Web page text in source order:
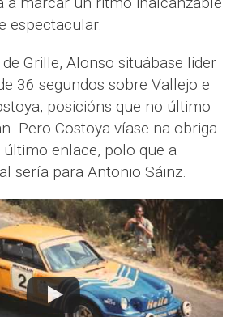
espectacular.
Grille, Alonso situábase lider
36 segundos sobre Vallejo e
posicións que no último
Pero Costoya víase na obriga
enlace, polo que a
sería para Antonio Sáinz.